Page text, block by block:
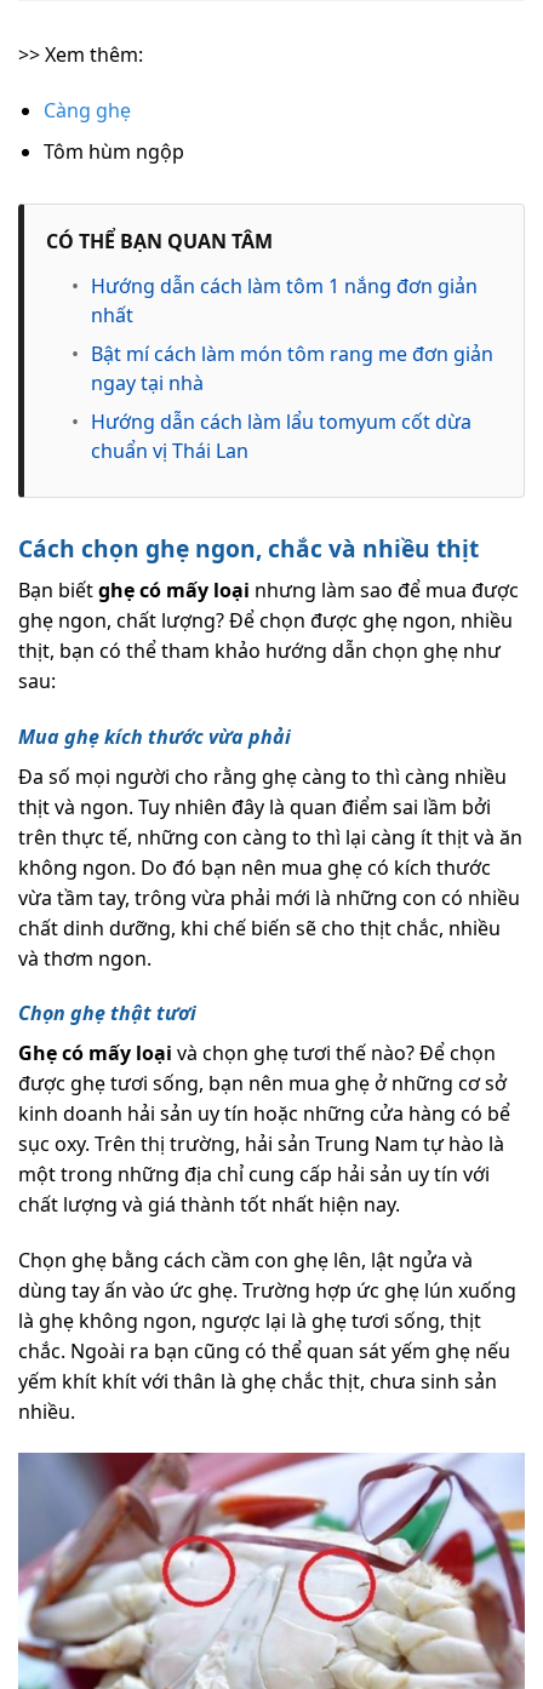
>> Xem thêm:
Càng ghẹ
Tôm hùm ngộp
CÓ THỂ BẠN QUAN TÂM
• Hướng dẫn cách làm tôm 1 nắng đơn giản
nhất
• Bật mí cách làm món tôm rang me đơn giản
ngay tại nhà
• Hướng dẫn cách làm lẩu tomyum cốt dừa
chuẩn vị Thái Lan
Cách chọn ghẹ ngon, chắc và nhiều thịt
Bạn biếtghẹ có mấy loại nhưng làm sao để mua được
ghẹ ngon, chất lượng? Để chọn được ghẹ ngon, nhiều
thịt, bạn có thể tham khảo hướng dẫn chọn ghẹ như
sau:
Mua ghẹ kích thước vừa phải
Đa số mọi người cho rằng ghẹ càng to thì càng nhiều
thịt và ngon. Tuy nhiên đây là quan điểm sai lầm bởi
trên thực tế, những con càng to thì lại càng ít thịt và ăn
không ngon. Do đó bạn nên mua ghẹ có kích thước
vừa tầm tay, trông vừa phải mới là những con có nhiều
chất dinh dưỡng, khi chế biến sẽ cho thịt chắc, nhiều
và thơm ngon.
Chọn ghẹ thật tươi
Ghẹ có mấy loại và chọn ghẹ tươi thế nào? Để chọn
được ghẹ tươi sống, bạn nên mua ghẹ ở những cơ sở
kinh doanh hải sản uy tín hoặc những cửa hàng có bể
sục oxy. Trên thị trường, hải sản Trung Nam tự hào là
một trong những địa chỉ cung cấp hải sản uy tín với
chất lượng và giá thành tốt nhất hiện nay.
Chọn ghẹ bằng cách cầm con ghẹ lên, lật ngửa và
dùng tay ấn vào ức ghẹ. Trường hợp ức ghẹ lún xuống
là ghẹ không ngon, ngược lại là ghẹ tươi sống, thịt
chắc. Ngoài ra bạn cũng có thể quan sát yếm ghẹ nếu
yếm khít khít với thân là ghẹ chắc thịt, chưa sinh sản
nhiều.